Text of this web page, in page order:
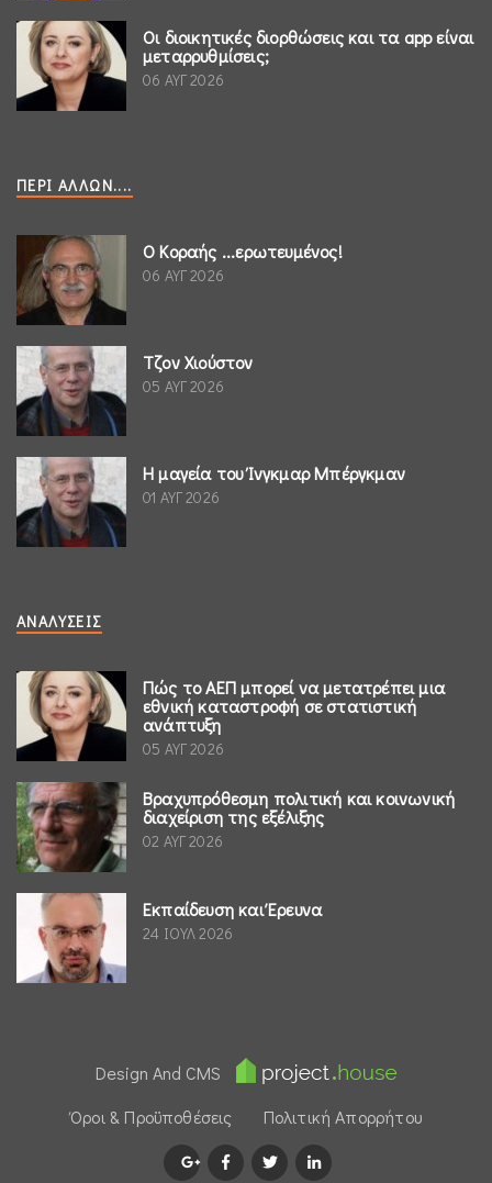
Οι διοικητικές διορθώσεις και τα app είναι
μεταρρυθμίσεις;
06 ΑΥΓ 2026
ΠΕΡΊ ΆΛΛΩΝ....
Ο Κοραής ...ερωτευμένος!
06 ΑΥΓ 2026
Τζον Χιούστον
05 ΑΥΓ 2026
Η μαγεία του Ίνγκμαρ Μπέργκμαν
01 ΑΥΓ 2026
ΑΝΑΛΎΣΕΙΣ
Πώς το ΑΕΠ μπορεί να μετατρέπει μια
εθνική καταστροφή σε στατιστική
ανάπτυξη
05 ΑΥΓ 2026
Βραχυπρόθεσμη πολιτική και κοινωνική
διαχείριση της εξέλιξης
02 ΑΥΓ 2026
Εκπαίδευση και Έρευνα
24 ΙΟΥΛ 2026
Design And CMS
Όροι & Προϋποθέσεις
Πολιτική Απορρήτου